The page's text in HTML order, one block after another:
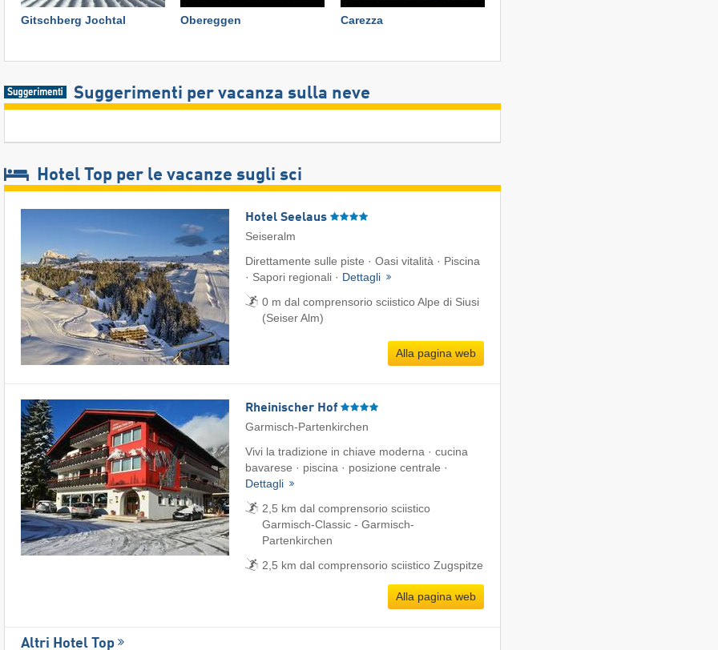
Gitschberg Jochtal Obereggen Carezza
Suggerimenti per vacanza sulla neve
Hotel Top per le vacanze sugli sci
Hotel Seelaus
Seiseralm
Direttamente sulle piste · Oasi vitalità · Piscina
· Sapori regionali · Dettagli
0 m dal comprensorio sciistico Alpe di Siusi
(Seiser Alm)
Alla pagina web
Rheinischer Hof
Garmisch-Partenkirchen
Vivi la tradizione in chiave moderna · cucina
bavarese · piscina · posizione centrale ·
Dettagli
2,5 km dal comprensorio sciistico
Garmisch-Classic - Garmisch-
Partenkirchen
2,5 km dal comprensorio sciistico Zugspitze
Alla pagina web
Altri Hotel Top